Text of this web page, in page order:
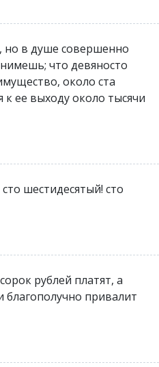
в душе совершенно
что девяносто
около ста
ее выходу около тысячи
шестидесятый! сто
рублей платят, а
благополучно привалит